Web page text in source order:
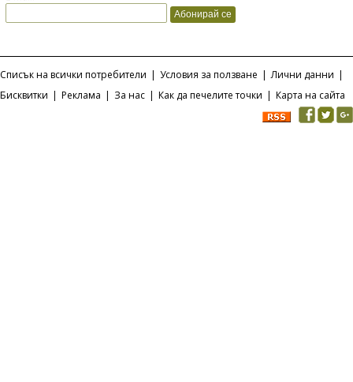
Списък на всички потребители | Условия за ползване | Лични данни |
Бисквитки | Реклама | За нас | Как да печелите точки | Карта на сайта